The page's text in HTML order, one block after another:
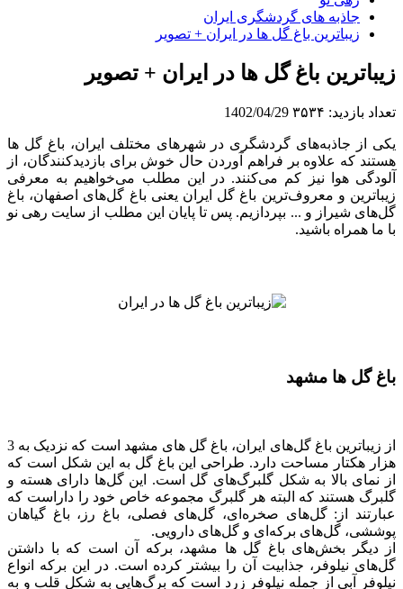
جاذبه های گردشگری ایران
زیباترین باغ گل ها در ایران + تصویر
زیباترین باغ گل ها در ایران + تصویر
تعداد بازدید: ۳۵۳۴ 1402/04/29
یکی از جاذبه‌های گردشگری در شهرهای مختلف ایران، باغ گل ها
هستند که علاوه بر فراهم آوردن حال خوش برای بازدیدکنندگان، از
آلودگی هوا نیز کم می‌کنند. در این مطلب می‌خواهیم به معرفی
زیباترین و معروف‌ترین باغ گل ایران یعنی باغ گل‌های اصفهان، باغ
گل‌های شیراز و ... بپردازیم. پس تا پایان این مطلب از سایت رهی نو
با ما همراه باشید.
باغ گل ها مشهد
از زیباترین باغ گل‌های ایران، باغ گل های مشهد است که نزدیک به 3
هزار هکتار مساحت دارد. طراحی این باغ گل به این شکل است که
از نمای بالا به شکل گلبرگ‌های گل است. این گل‌ها دارای هسته و
گلبرگ هستند که البته هر گلبرگ مجموعه خاص خود را داراست که
عبارتند از: گل‌های صخره‌ای، گل‌های فصلی، باغ رز، باغ گیاهان
پوششی، گل‌های برکه‌ای و گل‌های دارویی.
از دیگر بخش‌های باغ گل ها مشهد، برکه آن است که با داشتن
گل‌های نیلوفر، جذابیت آن را بیشتر کرده است. در این برکه انواع
نیلوفر آبی از جمله نیلوفر زرد است که برگ‌هایی به شکل قلب و به